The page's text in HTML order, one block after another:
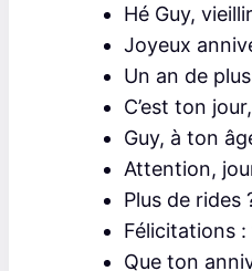
Hé Guy,
Joyeux
Un an de
C’est ton
Guy, à ton
Attention,
Plus de rides
Félicitations
Que ton